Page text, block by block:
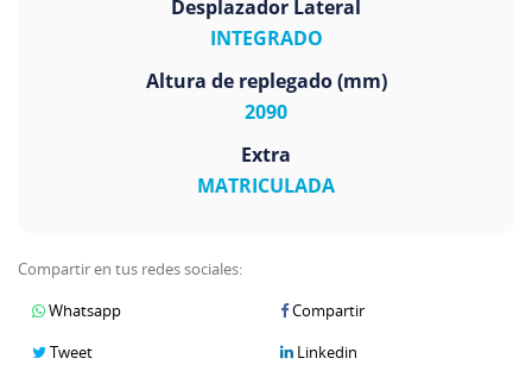
Desplazador Lateral
INTEGRADO
Altura de replegado (mm)
2090
Extra
MATRICULADA
Compartir en tus redes sociales:
Whatsapp
Compartir
Tweet
Linkedin